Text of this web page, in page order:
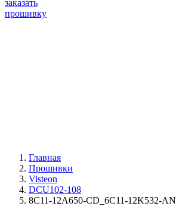
заказать
прошивку
Главная
Прошивки
Visteon
DCU102-108
8C11-12A650-CD_6C11-12K532-AN